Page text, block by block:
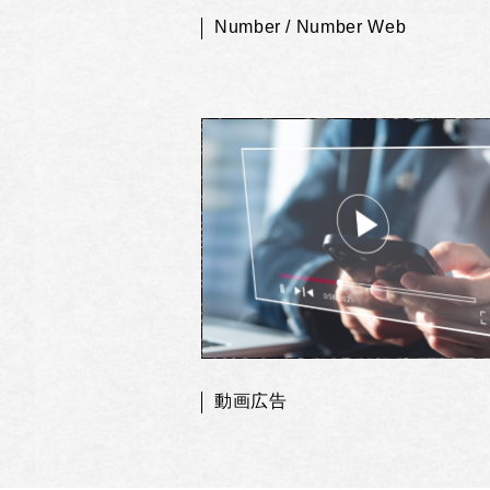
Number / Number Web
動画広告